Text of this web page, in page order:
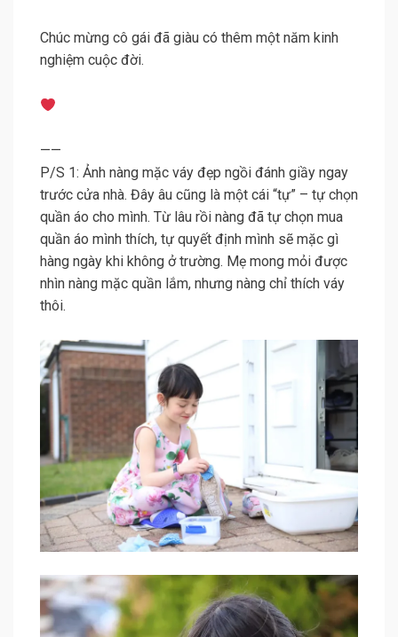
Chúc mừng cô gái đã giàu có thêm một năm kinh
nghiệm cuộc đời.
——
P/S 1: Ảnh nàng mặc váy đẹp ngồi đánh giầy ngay
trước cửa nhà. Đây âu cũng là một cái “tự” – tự chọn
quần áo cho mình. Từ lâu rồi nàng đã tự chọn mua
quần áo mình thích, tự quyết định mình sẽ mặc gì
hàng ngày khi không ở trường. Mẹ mong mỏi được
nhìn nàng mặc quần lắm, nhưng nàng chỉ thích váy
thôi.